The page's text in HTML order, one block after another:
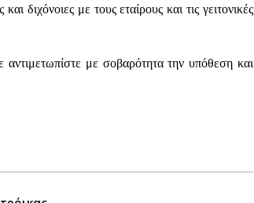
διχόνοιες με τους εταίρους και τις γειτονικές
με σοβαρότητα την υπόθεση και